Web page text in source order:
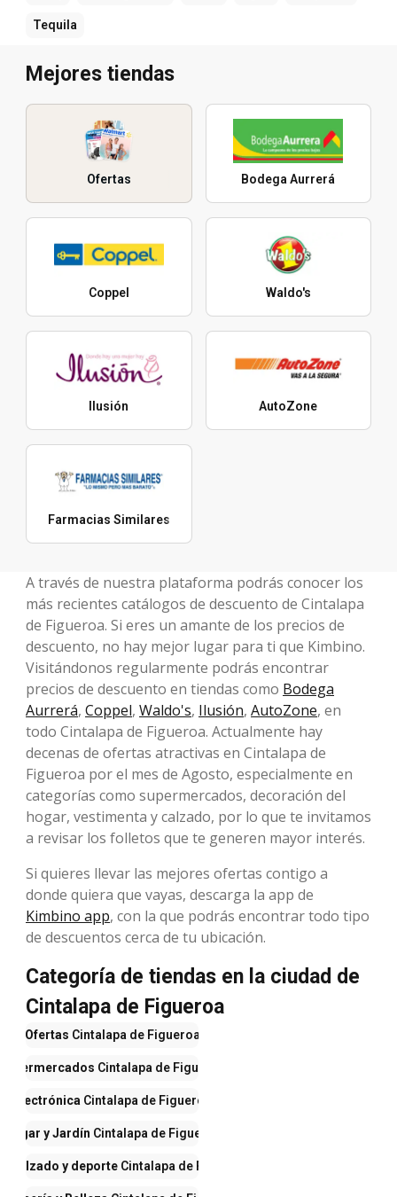
Tequila
Mejores tiendas
Ofertas Bodega Aurrerá
Coppel Waldo's
Ilusión AutoZone
Farmacias Similares
A través de nuestra plataforma podrás conocer los
más recientes catálogos de descuento de Cintalapa
de Figueroa. Si eres un amante de los precios de
descuento, no hay mejor lugar para ti que Kimbino.
Visitándonos regularmente podrás encontrar
precios de descuento en tiendas como Bodega
Aurrerá, Coppel, Waldo's, Ilusión, AutoZone, en
todo Cintalapa de Figueroa. Actualmente hay
decenas de ofertas atractivas en Cintalapa de
Figueroa por el mes de Agosto, especialmente en
categorías como supermercados, decoración del
hogar, vestimenta y calzado, por lo que te invitamos
a revisar los folletos que te generen mayor interés.
Si quieres llevar las mejores ofertas contigo a
donde quiera que vayas, descarga la app de
Kimbino app, con la que podrás encontrar todo tipo
de descuentos cerca de tu ubicación.
Categoría de tiendas en la ciudad de
Cintalapa de Figueroa
Ofertas Cintalapa de Figueroa
Cintalapa de Figueroa
Electrónica Cintalapa de Figueroa
Hogar y Jardín Cintalapa de Figueroa
calzado y deporte Cintalapa de Figueroa